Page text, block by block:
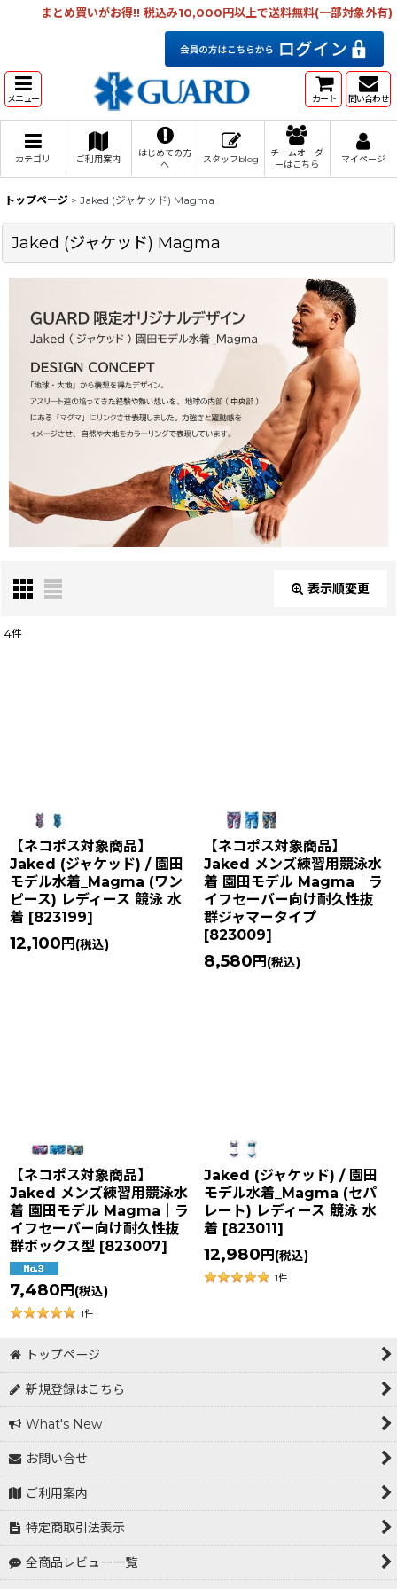
まとめ買いがお得!! 税込み10,000円以上で送料無料(一部対象外有)
メニュー カート 問い合わせ
カテゴリ ご利用案内
はじめての方
へ
スタッフblog
チームオーダ
ーはこちら
マイページ
トップページ > Jaked (ジャケッド) Magma
Jaked (ジャケッド) Magma
表示順変更
4件
【ネコポス対象商品】
Jaked (ジャケッド) / 園田
モデル水着_Magma (ワン
ピース) レディース 競泳 水
着 [823199]
12,100 円 (税込)
【ネコポス対象商品】
Jaked メンズ練習用競泳水
着 園田モデル Magma｜ラ
イフセーバー向け耐久性抜
群ジャマータイプ
[823009]
8,580 円 (税込)
【ネコポス対象商品】
Jaked メンズ練習用競泳水
着 園田モデル Magma｜ラ
イフセーバー向け耐久性抜
群ボックス型 [823007]
7,480 円 (税込)
1件
Jaked (ジャケッド) / 園田
モデル水着_Magma (セパ
レート) レディース 競泳 水
着 [823011 ]
12,980 円 (税込)
1件
トップページ
新規登録はこちら
What's New
お問い合せ
ご利用案内
特定商取引法表示
全商品レビュー一覧